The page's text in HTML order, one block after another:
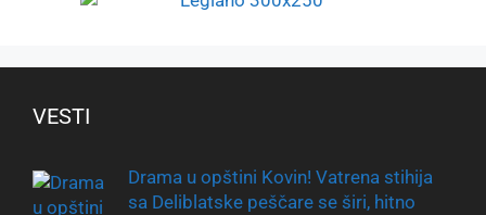
VESTI
Drama u opštini Kovin! Vatrena stihija
sa Deliblatske peščare se širi, hitno